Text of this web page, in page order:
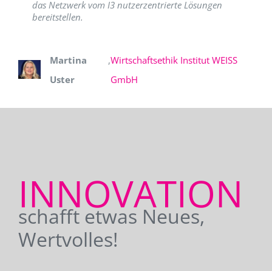
das Netzwerk vom I3 nutzerzentrierte Lösungen
bereitstellen.
Martina
Uster
,Wirtschaftsethik Institut WEISS
GmbH
INNOVATION
schafft etwas Neues,
Wertvolles!